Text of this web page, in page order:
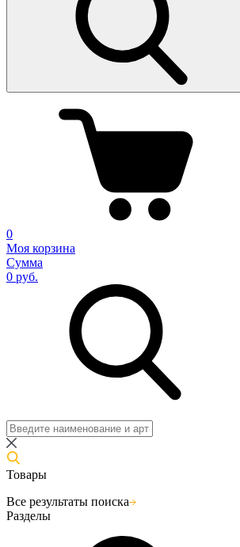
0
Моя корзина
Сумма
0 руб.
Товары
Все результаты поиска
Разделы